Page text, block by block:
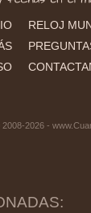
RELOJ
2026 -